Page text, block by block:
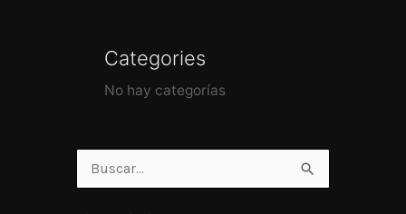
Categories
No hay categorías
Buscar